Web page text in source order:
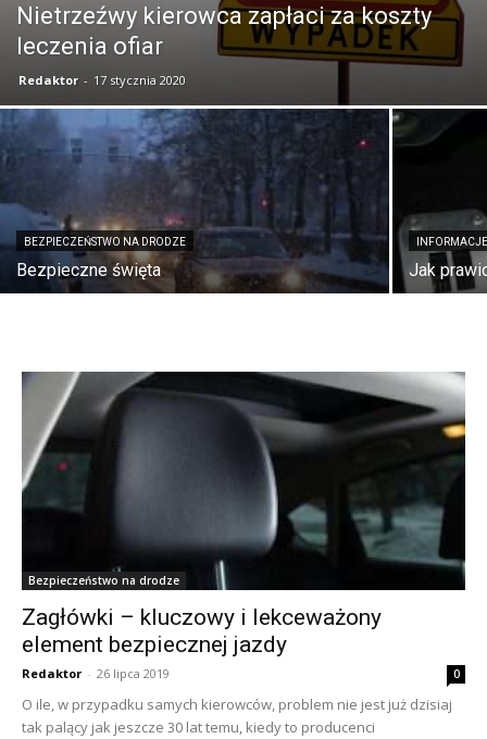
Nietrzeźwy kierowca zapłaci za koszty
leczenia ofiar
Redaktor - 17 stycznia 2020
BEZPIECZEŃSTWO NA DRODZE
Bezpieczne święta Jak
Bezpieczeństwo na drodze
Zagłówki – kluczowy i lekceważony
element bezpiecznej jazdy
Redaktor - 26 lipca 2019 0
O ile, w przypadku samych kierowców, problem nie jest już dzisiaj
tak palący jak jeszcze 30 lat temu, kiedy to producenci